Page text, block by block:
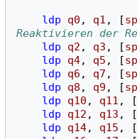
ldp q0 , q1 , [sp
Reaktivieren der
ldp
q2 , q3 , [sp
ldp
q4, q5 , [sp
ldp
q6 , q7 , [sp
ldp
q8 , q9 , [sp
ldp
q10 , q11 , [
ldp
q12 , q13 , [
ldp
q14, q15 , [